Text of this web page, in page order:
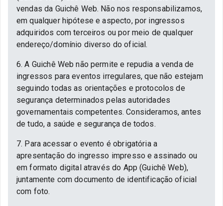
vendas da Guichê Web. Não nos responsabilizamos,
em qualquer hipótese e aspecto, por ingressos
adquiridos com terceiros ou por meio de qualquer
endereço/domínio diverso do oficial.
6. A Guichê Web não permite e repudia a venda de
ingressos para eventos irregulares, que não estejam
seguindo todas as orientações e protocolos de
segurança determinados pelas autoridades
governamentais competentes. Consideramos, antes
de tudo, a saúde e segurança de todos.
7. Para acessar o evento é obrigatória a
apresentação do ingresso impresso e assinado ou
em formato digital através do App (Guichê Web),
juntamente com documento de identificação oficial
com foto.